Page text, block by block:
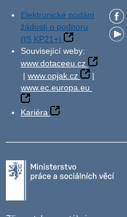
Elektronické podání
žádosti o podporu
(IS KP21+)
Související weby:
www.dotaceeu.cz
| www.opjak.cz
|
www.ec.europa.eu
Kariéra